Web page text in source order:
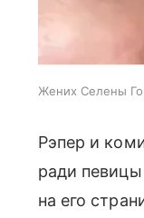
Жених Селены
Рэпер и
ради
на его